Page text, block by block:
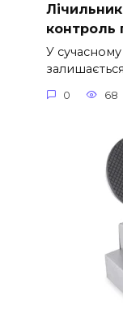
контроль
У сучасному
0 68